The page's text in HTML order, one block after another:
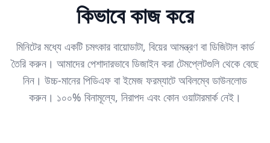
কিভাবে কাজ করে
মিনিটের মধ্যে একটি চমৎকার বায়োডাটা, বিয়ের আমন্ত্রণ বা ডিজিটাল কার্ড
তৈরি করুন। আমাদের পেশাদারভাবে ডিজাইন করা টেমপ্লেটগুলি থেকে বেছে
নিন। উচ্চ-মানের পিডিএফ বা ইমেজ ফরম্যাটে অবিলম্বে ডাউনলোড
করুন। ১০০% বিনামূল্যে, নিরাপদ এবং কোন ওয়াটারমার্ক নেই।